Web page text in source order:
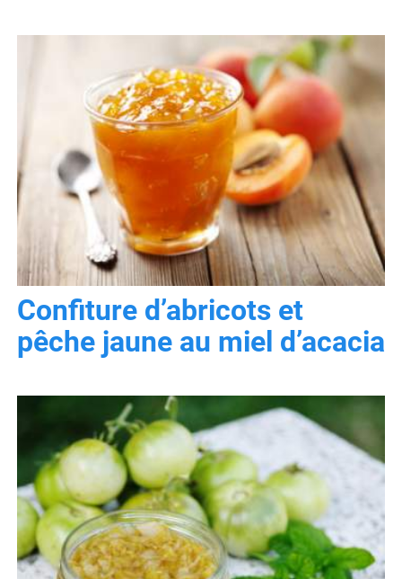
Confiture d’abricots et
pêche jaune au miel d’acacia